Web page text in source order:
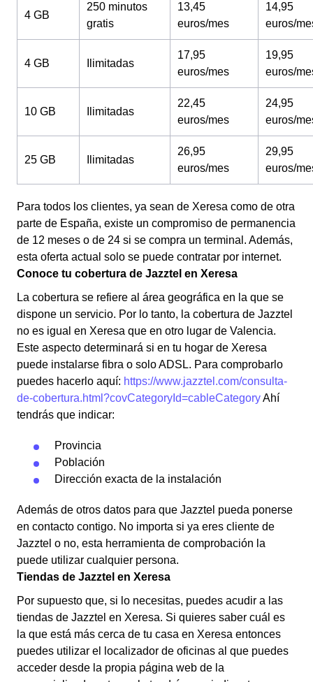
4 GB
250 minutos
gratis
13,45
euros/mes
14,95
euros/
4 GB Ilimitadas
17,95
euros/mes
19,95
euros/
10 GB Ilimitadas
22,45
euros/mes
24,95
euros/
25 GB Ilimitadas
26,95
euros/mes
29,95
euros/
Para todos los clientes, ya sean de Xeresa como de otra
parte de España, existe un compromiso de permanencia
de 12 meses o de 24 si se compra un terminal. Además,
esta oferta actual solo se puede contratar por internet.
Conoce tu cobertura de Jazztel en Xeresa
La cobertura se refiere al área geográfica en la que se
dispone un servicio. Por lo tanto, la cobertura de Jazztel
no es igual en Xeresa que en otro lugar de Valencia.
Este aspecto determinará si en tu hogar de Xeresa
puede instalarse fibra o solo ADSL. Para comprobarlo
puedes hacerlo aquí: https://www.jazztel.com/consulta-
de-cobertura.html?covCategoryId=cableCategoryAhí
tendrás que indicar:
Provincia
Población
Dirección exacta de la instalación
Además de otros datos para que Jazztel pueda ponerse
en contacto contigo. No importa si ya eres cliente de
Jazztel o no, esta herramienta de comprobación la
puede utilizar cualquier persona.
Tiendas de Jazztel en Xeresa
Por supuesto que, si lo necesitas, puedes acudir a las
tiendas de Jazztel en Xeresa. Si quieres saber cuál es
la que está más cerca de tu casa en Xeresa entonces
puedes utilizar el localizador de oficinas al que puedes
acceder desde la propia página web de la